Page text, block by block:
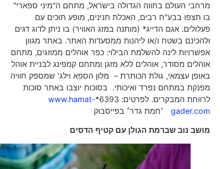
מרחבי העולם בחווה הגדולה בישראל, מתחם ה"מיני ספארי"
בו תצפו בבע"ח רבים, האכלת תנינים, מופע תוכים עם
פעלולים. אגם הדייג* (מותנה במזג האוויר) בו ניתן לדוג דגים
ולהכינם בשטח ו/או ליהנות ממסעדות האתר. באתר מגוון
אפשרויות לינה להשלמת הבילוי: כפר אוהלים ממוזגים, מתחם
אוהלים מסודר, אוהלים ללא מזגן ומתחם קמפינג לבניית אוהל
באופן עצמאי, גולת הכותרת – מלון הספא וילג' שמספק חוויה
מפנקת במתחם נפרד ואיכותי. בסוכות יוצבו באתר סוכות
לרווחת המבקרים. לפרטים: 6393*
www.hamat-
gader.com׳חמת גדר׳ בפייסבוק
מושב נוב שברמת הגולן עם קטיף הדסים